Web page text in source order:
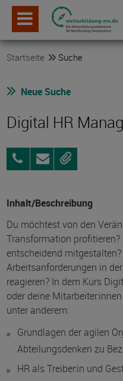
Startseite Suche
Neue Suche
Digital HR
03834
3919190
AnfragenMerken
Inhalt/Beschreibung
Du möchtest von den
Transformation
entscheidend
Arbeitsanforderungen in
reagieren? In dem Kurs
oder deine
unter anderem:
Grundlagen der agilen
Abteilungsdenken zu
HR als Treiber:in und